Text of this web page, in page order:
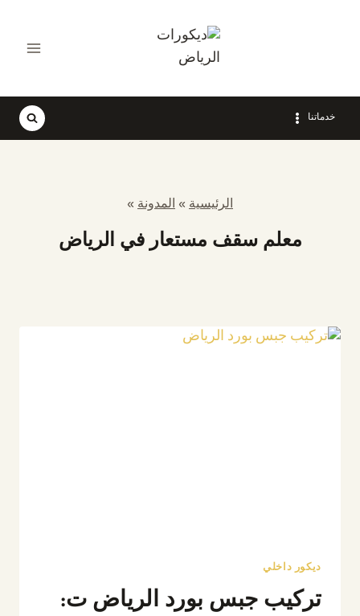
خدماتنا
الرئيسية » المدونة »
معلم سقف مستعار في الرياض
ديكور داخلي
تركيب جبس بورد الرياض ت: